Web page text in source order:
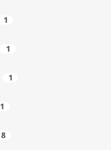
1
1
1
1
8